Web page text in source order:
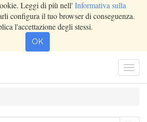
Leggi di più nell' Informativa sulla
configura il tuo browser di conseguenza.
l'accettazione degli stessi.
OK